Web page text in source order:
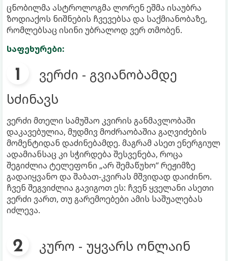
ცნობილმა ასტროლოგმა ლორენ ეშმა ისაუბრა
ზოდიაქოს ნიშნების ჩვევებსა და საქმიანობაზე,
რომლებსაც ისინი უბრალოდ ვერ თმობენ.
საფეხურები:
ვერძი - გვიანობამდე
სძინავს
ვერძი მთელი სამუშაო კვირის განმავლობაში
დაკავებულია, მუდმივ მოძრაობაშია გაღვიძების
მომენტიდან დაძინებამდე. მაგრამ ასეთ ენერგიულ
ადამიანსაც კი სჭირდება შესვენება, როცა
შეგიძლია ტელეფონი „არ შემაწუხო“ რეჟიმზე
გადაიყვანო და შაბათ-კვირას მშვიდად დაიძინო.
ჩვენ შეგვიძლია გავიგოთ ეს: ჩვენ ყველანი ასეთი
ვერძი ვართ, თუ გარემოებები ამის საშუალებას
იძლევა.
კურო - უყვარს ონლაინ